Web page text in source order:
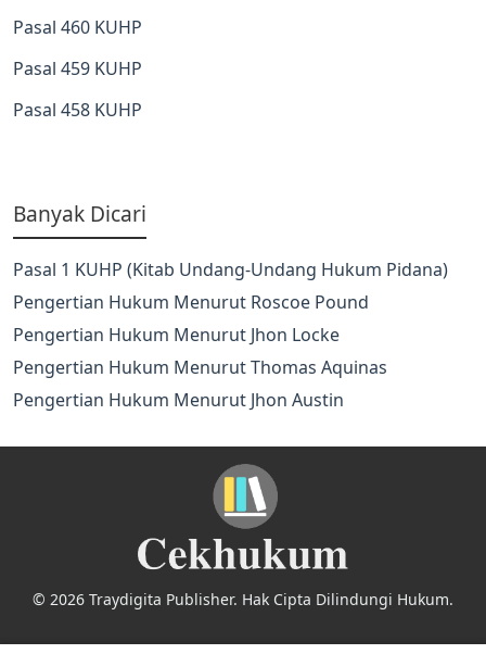
Pasal 460 KUHP
Pasal 459 KUHP
Pasal 458 KUHP
Banyak Dicari
Pasal 1 KUHP (Kitab Undang-Undang Hukum Pidana)
Pengertian Hukum Menurut Roscoe Pound
Pengertian Hukum Menurut Jhon Locke
Pengertian Hukum Menurut Thomas Aquinas
Pengertian Hukum Menurut Jhon Austin
© 2026 Traydigita Publisher. Hak Cipta Dilindungi Hukum.